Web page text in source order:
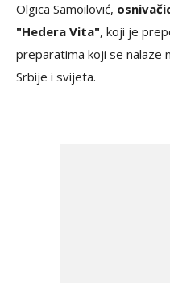
Olgica Samoilović,
"Hedera Vita", koji je
preparatima koji se nalaze
Srbije i svijeta.